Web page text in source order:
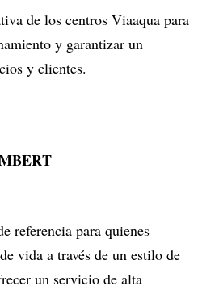
de los centros Viaaqua para
y garantizar un
y clientes.
referencia para quienes
vida a través de un estilo de
un servicio de alta